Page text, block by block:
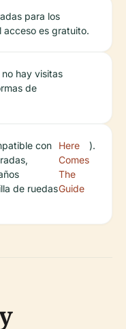
para los
acceso es gratuito.
hay visitas
de
con
de ruedas
Here
Comes
The
Guide
).